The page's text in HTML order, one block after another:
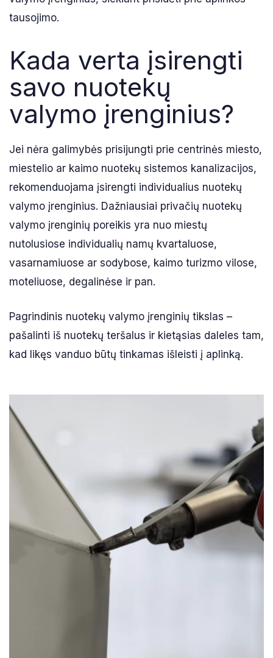
tausojimo.
Kada verta įsirengti
savo nuotekų
valymo įrenginius?
Jei nėra galimybės prisijungti prie centrinės miesto,
miestelio ar kaimo nuotekų sistemos kanalizacijos,
rekomenduojama įsirengti individualius nuotekų
valymo įrenginius. Dažniausiai privačių nuotekų
valymo įrenginių poreikis yra nuo miestų
nutolusiose individualių namų kvartaluose,
vasarnamiuose ar sodybose, kaimo turizmo vilose,
moteliuose, degalinėse ir pan.
Pagrindinis nuotekų valymo įrenginių tikslas –
pašalinti iš nuotekų teršalus ir kietąsias daleles tam,
kad likęs vanduo būtų tinkamas išleisti į aplinką.